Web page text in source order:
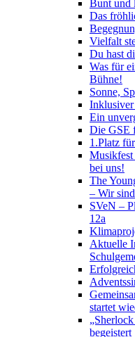
Bunt und
Das
Vielfalt
Du hast
Was für
Bühne!
Sonne,
Ein
Die GSE
1.Platz
Musikfest
bei uns!
The
– Wir
SVeN –
12a
Aktuelle
startet
begeistert